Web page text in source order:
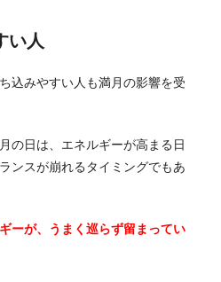
い人
込みやすい人も満月の影響を受
の日は、エネルギーが高まる日
ンスが崩れるタイミングでもあ
ーが、うまく巡らず留まってい